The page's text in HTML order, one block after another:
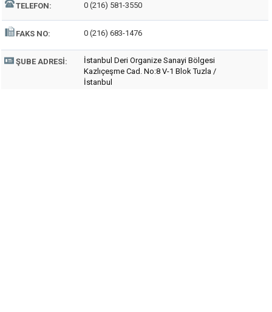
TELEFON: 0 (216) 581-3550
FAKS NO: 0 (216) 683-1476
ŞUBE ADRESI:
İstanbul Deri Organize Sanayi Bölgesi
Kazlıçeşme Cad. No:8 V-1 Blok Tuzla /
İstanbul